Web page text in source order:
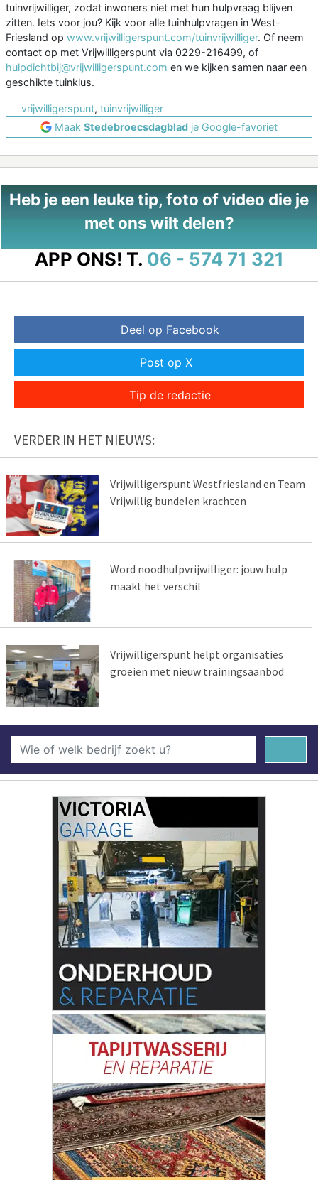
tuinvrijwilliger, zodat inwoners niet met hun hulpvraag blijven
zitten. Iets voor jou? Kijk voor alle tuinhulpvragen in West-
Friesland op www.vrijwilligerspunt.com/tuinvrijwilliger. Of neem
contact op met Vrijwilligerspunt via 0229-216499, of
hulpdichtbij@vrijwilligerspunt.com en we kijken samen naar een
geschikte tuinklus.
vrijwilligerspunt, tuinvrijwilliger
Maak Stedebroecsdagblad je Google-favoriet
Heb je een leuke tip, foto of video die je
met ons wilt delen?
APP ONS! T. 06 - 574 71 321
Deel op Facebook
Post op X
Tip de redactie
VERDER IN HET NIEUWS:
Vrijwilligerspunt Westfriesland en Team
Vrijwillig bundelen krachten
Word noodhulpvrijwilliger: jouw hulp
maakt het verschil
Vrijwilligerspunt helpt organisaties
groeien met nieuw trainingsaanbod